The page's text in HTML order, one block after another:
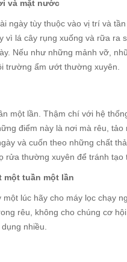
và mặt nước
ngày tùy thuộc vào vị trí và
vì lá cây rụng xuống và rữa
Nếu như những mảnh vỡ,
trường ẩm ướt thường xuyên.
một lần. Thậm chí với hệ
điểm này là nơi mà rêu,
và cuốn theo những chất
thường xuyên để tránh tạo
một tuần một lần
lúc hãy cho máy lọc chạy
rêu, không cho chúng cơ
nhiều.